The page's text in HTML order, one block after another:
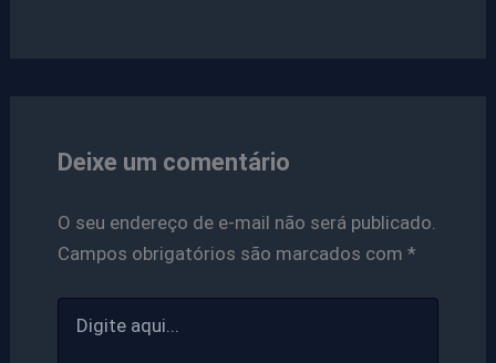
Deixe um comentário
O seu endereço de e-mail não será publicado.
Campos obrigatórios são marcados com *
aqui...